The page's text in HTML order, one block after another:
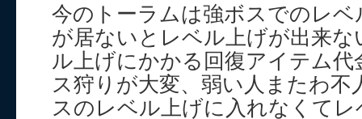
今のトーラムは強ボスでのレベ
が居ないとレベル上げが出来
ル上げにかかる回復アイテム
ス狩りが大変、弱い人またわ不
スのレベル上げに入れなくて